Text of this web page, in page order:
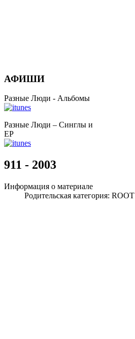
АФИШИ
Разные Люди - Альбомы
Разные Люди – Синглы и
EP
911 - 2003
Информация о материале
Родительская категория: ROOT